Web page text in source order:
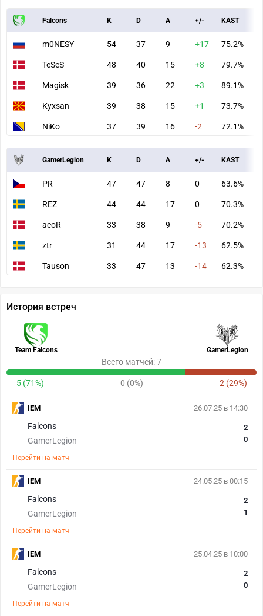
Falcons K D A +/- KAST
m0NESY 54 37 9 +17 75.2%
TeSeS 48 40 15 +8 79.7%
Magisk 39 36 22 +3 89.1%
Kyxsan 39 38 15 +1 73.7%
NiKo 37 39 16 -2 72.1%
GamerLegion K D A +/- KAST
PR 47 47 8 0 63.6%
REZ 44 44 17 0 70.3%
acoR 33 38 9 -5 70.2%
ztr 31 44 17 -13 62.5%
Tauson 33 47 13 -14 62.3%
История встреч
Team Falcons GamerLegion
Всего матчей: 7
5 (71%) 0 (0%) 2 (29%)
26.07.25 в 14:30
Falcons
GamerLegion
2
0
Перейти на матч
IEM
24.05.25 в 00:15
Falcons
GamerLegion
2
1
Перейти на матч
IEM
25.04.25 в 10:00
Falcons
GamerLegion
2
0
Перейти на матч
IEM